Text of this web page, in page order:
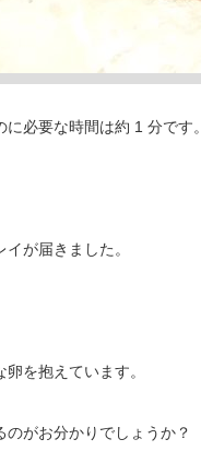
に必要な時間は約 1 分です。
が届きました。
を抱えています。
のがお分かりでしょうか？